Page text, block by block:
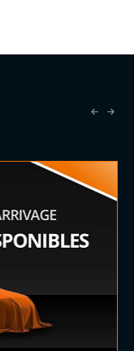
et de satisfaire vos
aisance